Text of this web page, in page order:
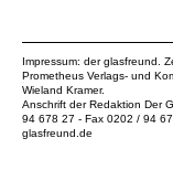
Impressum: der glasfreund.
Prometheus Verlags- und
Wieland Kramer.
Anschrift der Redaktion Der
94 678 27 - Fax 0202 / 94
glasfreund.de